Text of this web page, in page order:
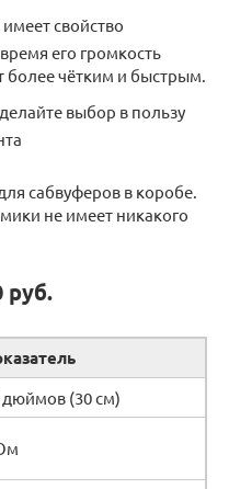
свойство
его громкость
более чётким и быстрым.
выбор в пользу
сабвуферов в коробе.
не имеет никакого
руб.
дюймов (30 см)